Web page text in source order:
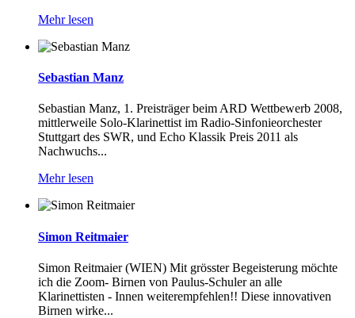
Mehr lesen
Sebastian Manz
Sebastian Manz, 1. Preisträger beim ARD Wettbewerb 2008,
mittlerweile Solo-Klarinettist im Radio-Sinfonieorchester
Stuttgart des SWR, und Echo Klassik Preis 2011 als
Nachwuchs...
Mehr lesen
Simon Reitmaier
Simon Reitmaier (WIEN) Mit grösster Begeisterung möchte
ich die Zoom- Birnen von Paulus-Schuler an alle
Klarinettisten - Innen weiterempfehlen!! Diese innovativen
Birnen wirke...